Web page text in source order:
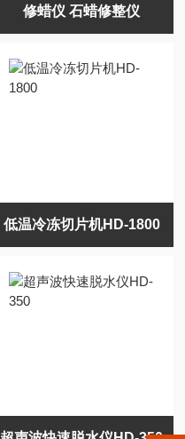
修蜡仪 石蜡修整仪
低温冷冻切片机HD-1800